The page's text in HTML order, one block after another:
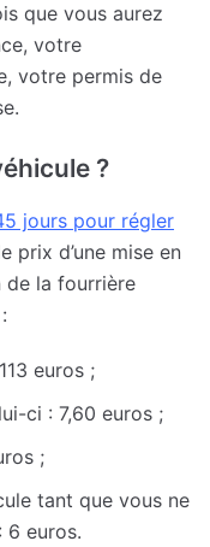
que vous aurez
votre
votre permis de
?
jours pour régler
prix d’une mise en
de la fourrière
euros ;
ci : 7,60 euros ;
;
tant que vous ne
6 euros.